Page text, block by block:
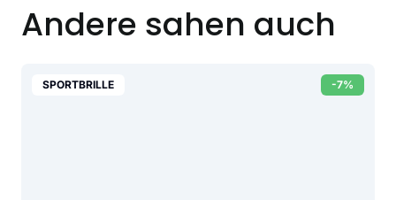
Andere sahen auch
-7%
SPORTBRILLE